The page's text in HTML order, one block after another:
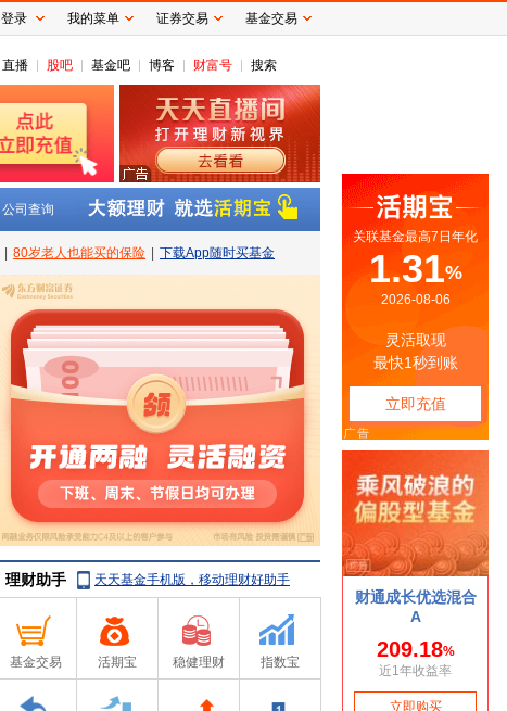
直播 股吧 基金吧 博客 财富号 搜索
公司查询
80岁老人也能买的保险 下载App随时买基金
理财助手 天天基金手机版，移动理财好助手
基金交易 活期宝 稳健理财 指数宝
登录 我的菜单 证券交易 基金交易